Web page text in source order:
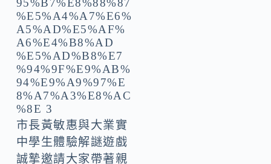
市長黃敏惠與大業實
中學生體驗解謎遊戲
誠摯邀請大家帶著親